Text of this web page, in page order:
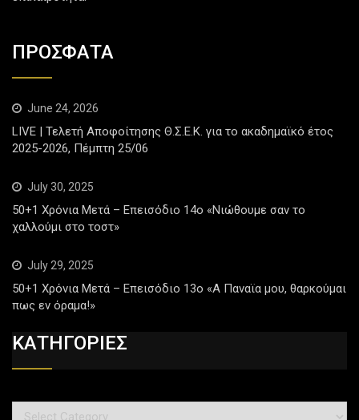
ΠΡΟΣΦΑΤΑ
June 24, 2026
LIVE | Τελετή Αποφοίτησης Θ.Σ.Ε.Κ. για το ακαδημαϊκό έτος
2025-2026, Πέμπτη 25/06
July 30, 2025
50+1 Χρόνια Μετά – Επεισόδιο 14ο «Νιώθουμε σαν το
χαλλούμι στο τοστ»
July 29, 2025
50+1 Χρόνια Μετά – Επεισόδιο 13ο «Α Παναϊα μου, θαρκούμαι
πως εν όραμα!»
ΚΑΤΗΓΟΡΙΕΣ